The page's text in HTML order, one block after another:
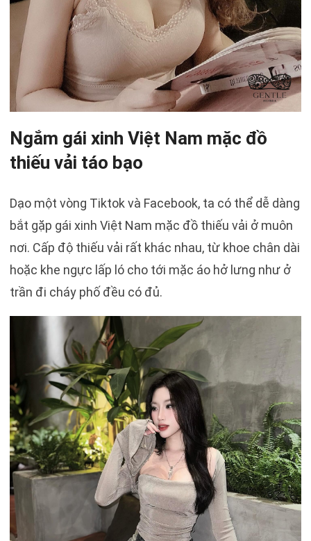
Ngắm gái xinh Việt Nam mặc đồ
thiếu vải táo bạo
Dạo một vòng Tiktok và Facebook, ta có thể dễ dàng
bắt gặp gái xinh Việt Nam mặc đồ thiếu vải ở muôn
nơi. Cấp độ thiếu vải rất khác nhau, từ khoe chân dài
hoặc khe ngực lấp ló cho tới mặc áo hở lưng như ở
trần đi cháy phố đều có đủ.